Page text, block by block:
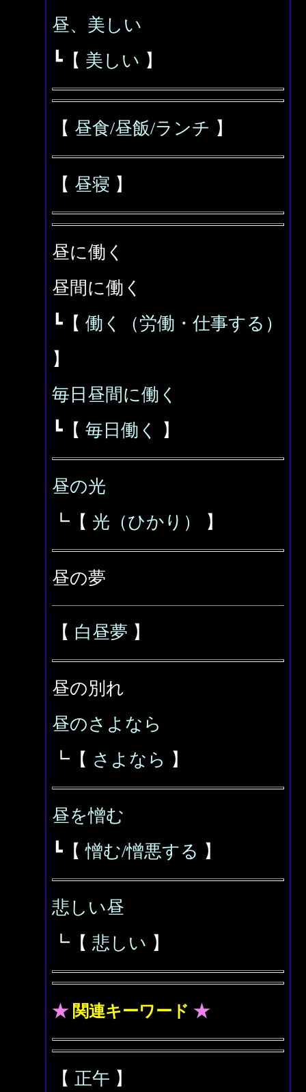
昼、美しい
┗【 美しい 】
【 昼食/昼飯/ランチ 】
【 昼寝 】
昼に働く
昼間に働く
┗【 働く（労働・仕事する）
】
毎日昼間に働く
┗【 毎日働く 】
昼の光
┗【 光（ひかり） 】
昼の夢
【 白昼夢 】
昼の別れ
昼のさよなら
┗【 さよなら 】
昼を憎む
┗【憎む/憎悪する 】
悲しい昼
┗【 悲しい 】
★ 関連キーワード ★
【 正午 】